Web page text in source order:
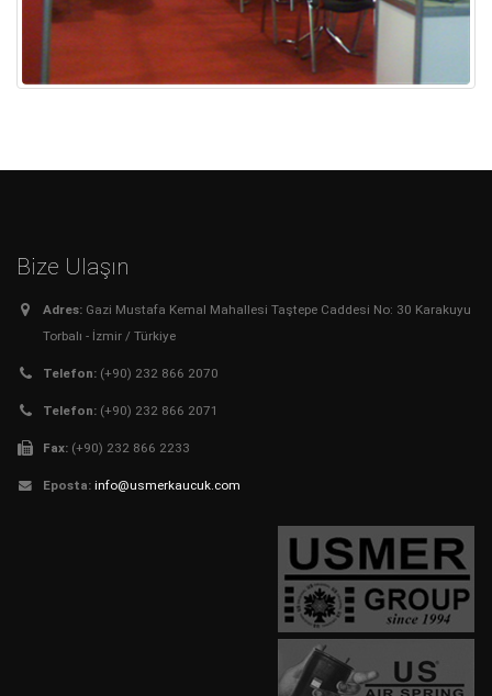
Bize Ulaşın
Adres: Gazi Mustafa Kemal Mahallesi Taştepe Caddesi No: 30 Karakuyu
Torbalı - İzmir / Türkiye
Telefon: (+90) 232 866 2070
Telefon: (+90) 232 866 2071
Fax: (+90) 232 866 2233
Eposta: info@usmerkaucuk.com